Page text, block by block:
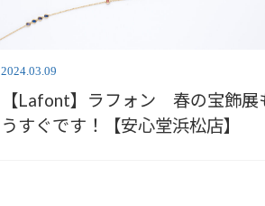
2024.03.09
【Lafont】ラフォン 春の宝飾展
うすぐです！【安心堂浜松店】